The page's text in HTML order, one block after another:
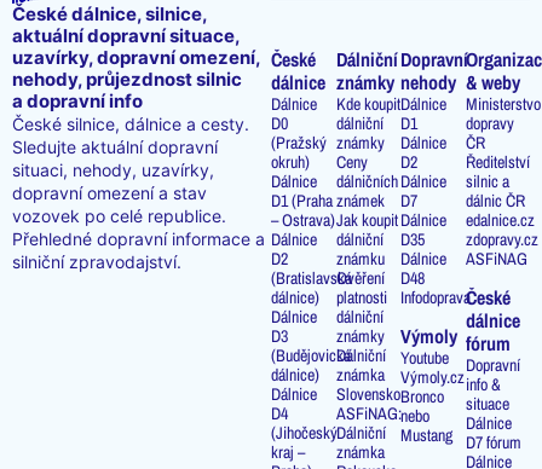
České dálnice, silnice,
aktuální dopravní situace,
uzavírky, dopravní omezení,
nehody, průjezdnost silnic
a dopravní info
České silnice, dálnice a cesty.
Sledujte aktuální dopravní
situaci, nehody, uzavírky,
dopravní omezení a stav
vozovek po celé republice.
Přehledné dopravní informace a
silniční zpravodajství.
České
dálnice
Dálnice
D0
(Pražský
okruh)
Dálnice
D1 (Praha
– Ostrava)
Dálnice
D2
(Bratislavská
dálnice)
Dálnice
D3
(Budějovická
dálnice)
Dálnice
D4
(Jihočeský
kraj –
Dálniční
známky
Kde koupit
dálniční
známky
Ceny
dálničních
známek
Jak koupit
dálniční
známku
Ověření
platnosti
dálniční
známky
Dálniční
známka
Slovensko
ASFiNAG:
Dálniční
známka
Dopravní
nehody
Dálnice
D1
Dálnice
D2
Dálnice
D7
Dálnice
D35
Dálnice
D48
Infodoprava
Výmoly
Youtube
Výmoly.cz
Bronco
nebo
Mustang
& weby
Ministerstvo
dopravy
ČR
Ředitelství
silnic a
dálnic ČR
edalnice.cz
zdopravy.cz
ASFiNAG
České
dálnice
fórum
Dopravní
info &
situace
Dálnice
D7 fórum
Dálnice